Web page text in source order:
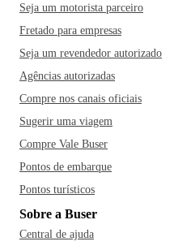
Seja um motorista parceiro
Fretado para empresas
Seja um revendedor autorizado
Agências autorizadas
Compre nos canais oficiais
Sugerir uma viagem
Compre Vale Buser
Pontos de embarque
Pontos turísticos
Sobre a Buser
Central de ajuda